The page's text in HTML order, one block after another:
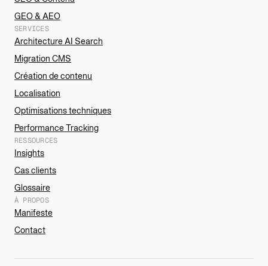
GEO & AEO
SERVICES
Architecture AI Search
Migration CMS
Création de contenu
Localisation
Optimisations techniques
Performance Tracking
RESSOURCES
Insights
Cas clients
Glossaire
À PROPOS
Manifeste
Contact